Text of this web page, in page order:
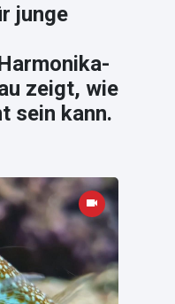
junge
zeigt, wie
sein kann.